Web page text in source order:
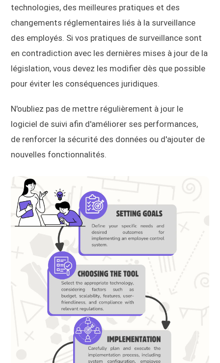
technologies, des meilleures pratiques et des
changements réglementaires liés à la surveillance
des employés. Si vos pratiques de surveillance sont
en contradiction avec les dernières mises à jour de la
législation, vous devez les modifier dès que possible
pour éviter les conséquences juridiques.
N'oubliez pas de mettre régulièrement à jour le
logiciel de suivi afin d'améliorer ses performances,
de renforcer la sécurité des données ou d'ajouter de
nouvelles fonctionnalités.